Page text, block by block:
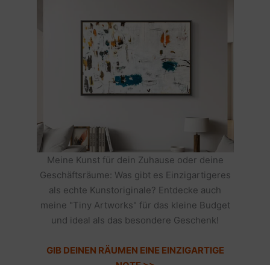
Meine Kunst für dein Zuhause oder deine
Geschäftsräume: Was gibt es Einzigartigeres
als echte Kunstoriginale? Entdecke auch
meine "Tiny Artworks" für das kleine Budget
und ideal als das besondere Geschenk!
GIB DEINEN RÄUMEN EINE EINZIGARTIGE